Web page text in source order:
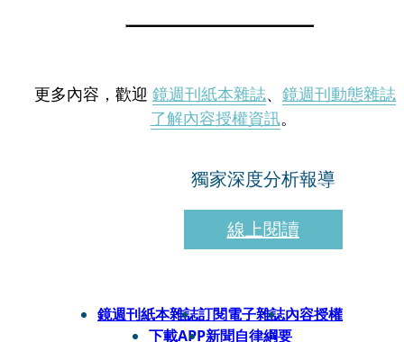
更多內容，歡迎 鏡週刊紙本雜誌、 鏡週刊動態雜誌
了解內容授權資訊。
獨家深度分析報導
線上閱讀
鏡週刊紙本雜誌訂閱電子雜誌內容授權
下載APP新聞自律綱要